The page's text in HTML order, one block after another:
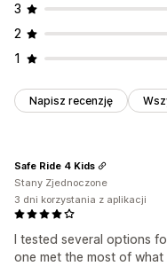
3
2
1
Napisz recenzję
I tested several options
one met the most of
Safe Ride 4 Kids
Stany Zjednoczone
3 dni korzystania z aplikacji